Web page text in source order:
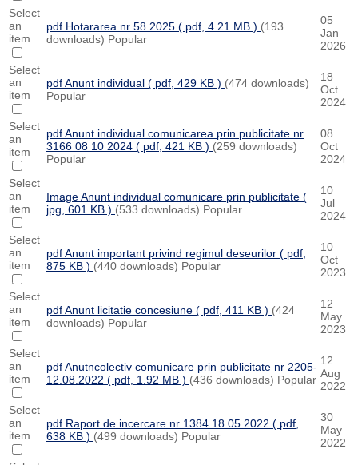
Select
an
item
pdf Hotararea nr 58 2025 ( pdf, 4.21 MB ) (193
downloads) Popular
05
Jan
2026
Select
an
item
pdfAnunt individual ( pdf, 429 KB ) (474 downloads)
Popular
18
Oct
2024
Select
an
item
pdfAnunt individual comunicarea prin publicitate nr
3166 08 10 2024 ( pdf, 421 KB ) (259 downloads)
Popular
08
Oct
2024
Select
an
item
ImageAnunt individual comunicare prin publicitate (
jpg, 601 KB ) (533 downloads) Popular
10
Jul
2024
Select
an
item
pdfAnunt important privind regimul deseurilor ( pdf,
875 KB ) (440 downloads) Popular
10
Oct
2023
Select
an
item
pdfAnunt licitatie concesiune ( pdf, 411 KB ) (424
downloads) Popular
12
May
2023
Select
an
item
pdfAnutncolectiv comunicare prin publicitate nr 2205-
12.08.2022 ( pdf, 1.92 MB ) (436 downloads) Popular
12
Aug
2022
Select
an
item
pdf Raport de incercare nr 1384 18 05 2022 ( pdf,
638 KB ) (499 downloads) Popular
30
May
2022